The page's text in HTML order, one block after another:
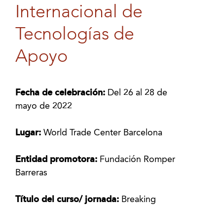
Internacional de
Tecnologías de
Apoyo
Fecha de celebración: Del 26 al 28 de
mayo de 2022
Lugar:World Trade Center Barcelona
Entidad promotora: Fundación Romper
Barreras
Título del curso/ jornada: Breaking